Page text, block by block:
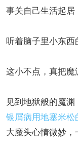
事关自己生活起居
听着脑子里小东西
这小不点，真把魔
见到地狱般的魔
银屑病用地塞米松
大魔头心情微妙，